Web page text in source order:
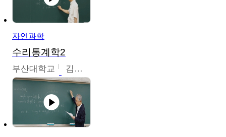
자연과학
수리통계학2
부산대학교 김충락